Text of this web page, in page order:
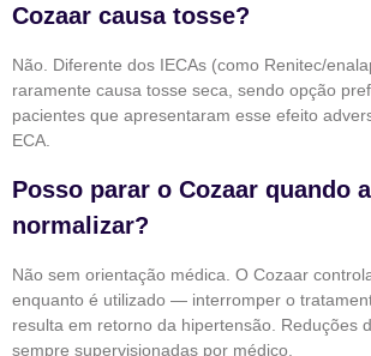
Cozaar causa tosse?
Não. Diferente dos IECAs (como Renitec/
raramente causa tosse seca, sendo opção
pacientes que apresentaram esse efeito
ECA.
Posso parar o Cozaar quando
normalizar?
Não sem orientação médica. O Cozaar
enquanto é utilizado — interromper o
resulta em retorno da hipertensão. Reduções
sempre supervisionadas por médico.